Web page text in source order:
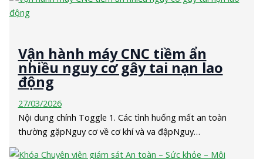
Vận hành máy CNC tiềm ẩn
nhiều nguy cơ gây tai nạn lao
động
27/03/2026
Nội dung chính Toggle 1. Các tình huống mất an toàn
thường gặpNguy cơ về cơ khí và va đậpNguy…